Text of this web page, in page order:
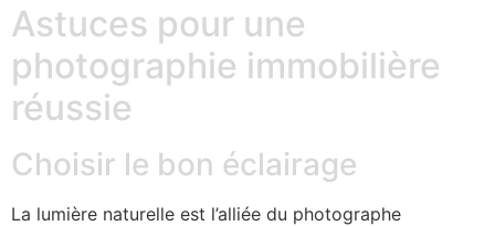
Astuces pour une
photographie immobilière
réussie
Choisir le bon éclairage
La lumière naturelle est l’alliée du photographe